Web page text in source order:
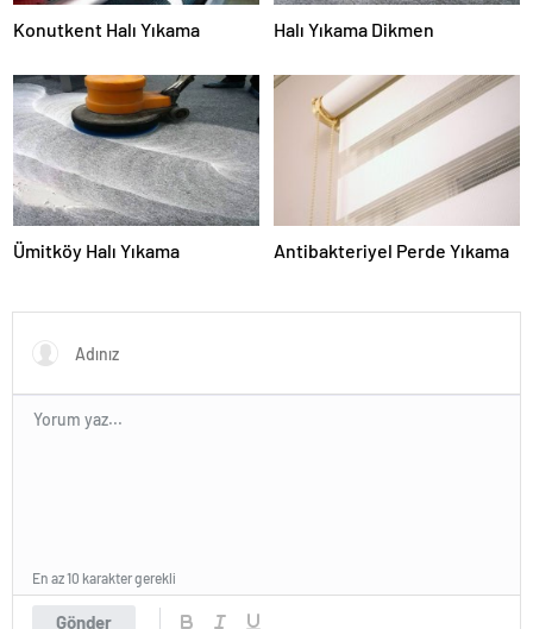
Konutkent Halı Yıkama Halı Yıkama Dikmen
Ümitköy Halı Yıkama Antibakteriyel Perde Yıkama
Gönder
En az 10 karakter gerekli